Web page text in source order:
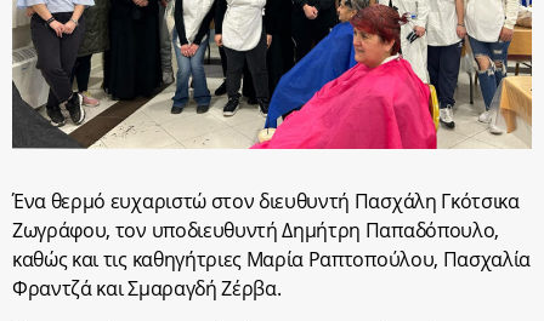
Ένα θερμό ευχαριστώ στον διευθυντή Πασχάλη Γκότσικα
Ζωγράφου, τον υποδιευθυντή Δημήτρη Παπαδόπουλο,
καθώς και τις καθηγήτριες Μαρία Ραπτοπούλου, Πασχαλία
Φραντζά και Σμαραγδή Ζέρβα.